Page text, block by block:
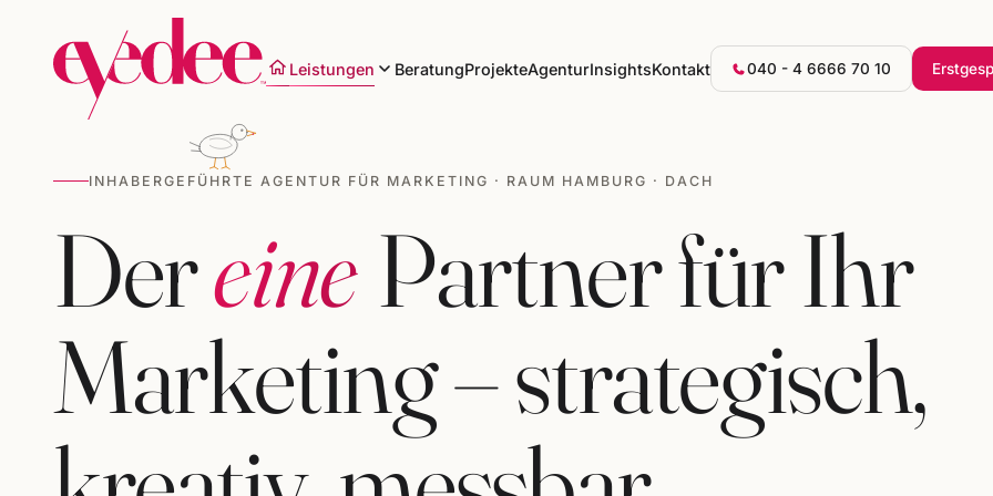
Leistungen BeratungProjekteAgenturInsightsKontakt 040 - 4 6666 70 10
Marke & Design
Websites & Shops
Online-Marketing
SEO & KI-Sichtbarkeit
INHABERGEFÜHRTE AGENTUR FÜR MARKETING · RAUM HAMBURG · DACH
DereinePartner für Ihr
Marketing – strategisch,